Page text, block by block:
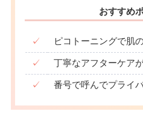
おすすめ
✓ ピコトーニングで肌
✓ 丁寧なアフターケア
✓ 番号で呼んでプライ